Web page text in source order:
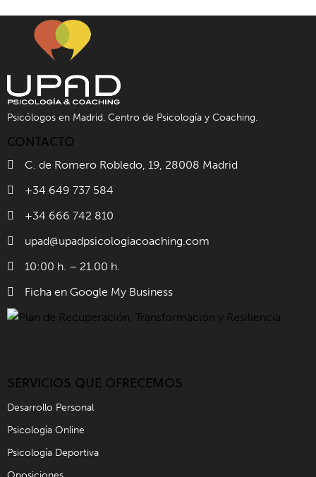
Psicólogos en Madrid. Centro de Psicología y Coaching.
CONTACTO
C. de Romero Robledo, 19, 28008 Madrid
+34 649 737 584
+34 666 742 810
upad@upadpsicologiacoaching.com
10:00 h. – 21.00 h.
Ficha en Google My Business
SERVICIOS QUE OFRECEMOS
Desarrollo Personal
Psicología Online
Psicología Deportiva